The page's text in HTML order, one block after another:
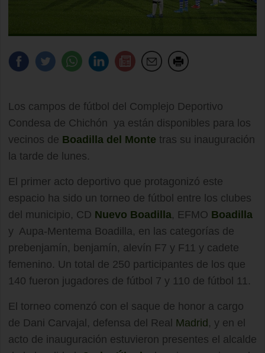
Los campos de fútbol del Complejo Deportivo
Condesa de Chichón ya están disponibles para los
vecinos de Boadilla del Monte tras su inauguración
la tarde de lunes.
El primer acto deportivo que protagonizó este
espacio ha sido un torneo de fútbol entre los clubes
del municipio, CD Nuevo Boadilla, EFMO Boadilla
y Aupa-Mentema Boadilla, en las categorías de
prebenjamín, benjamín, alevín F7 y F11 y cadete
femenino. Un total de 250 participantes de los que
140 fueron jugadores de fútbol 7 y 110 de fútbol 11.
El torneo comenzó con el saque de honor a cargo
de Dani Carvajal, defensa del Real Madrid , y en el
acto de inauguración estuvieron presentes el alcalde